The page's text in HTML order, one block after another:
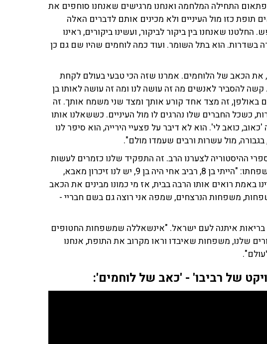
התחילה המלחמה ואנחנו מרגישים שאנחנו סוחפים את
לתוך תופת, שרואים תופת כזו מול העיניים ולא מכינים אותם לדברים האלה
שאנחנו בין ביקור לביקור, ועשינו ביקורים, ראינו
הוא בתל השומר. ועוד כמה לוחמים שהיו שם גם כן
את הכאב של הלוחמים. אמרנו שזה הכי טבעי בעולם לקחת
להסביר לאנשים מה זה עושה לנו ומה זה עושה לאותו בן
זה מצד אחד קורע אותך ומצד שני משמח אותך. זה
החברים שלו נהרגים לו מול העיניים. כששאלנו אותו
כואב לי'. הוא לא דיבר על פצעיי הירייה, הוא סיפר לנו
מול עשרות ורבים שעמדו מולם".
ההיסטוריה לצערנו הרב. זה התפקיד שלנו כזמרים לעשות
את הדבר הזה", הדגיש, והתייחס לשכול של משפחתו: "הייתי בן 8, רביב אחי היה בן 9, יש לנו זיכרון מאבא,
באמת רואים אותו הרבה בבית, אז מי כמונו מבינים את הכאב
משפחות הנרצחים, שמפה אני רוצה גם בשם חבריי -
בריאות איתנה לעם ישראל. "אינשאללה שמשפחות החטופים
שלנו, משפחות שאיבדו וראו מקרוב את התופת, אנחנו
של רביבו' - 'כאב של לוחמים':